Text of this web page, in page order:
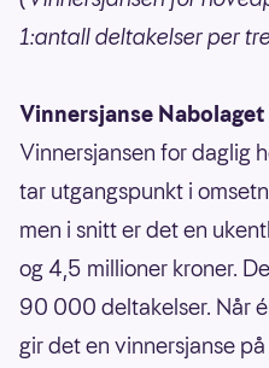
1:antall deltakelser per
Vinnersjanse Nabolaget
Vinnersjansen for daglig
tar utgangspunkt i
men i snitt er det en
og 4,5 millioner kroner.
90 000 deltakelser. Når
gir det en vinnersjanse